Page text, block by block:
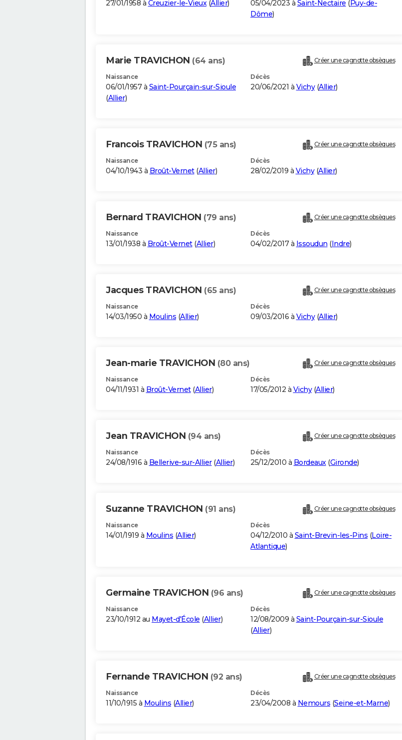
27/01/1958 à Creuzier-le-Vieux(Allier) 05/04/2023 à Saint-Nectaire (Puy-de-
Dôme)
Marie TRAVICHON (64 ans) Créer une cagnotte obsèques
Naissance
06/01/1957 à Saint-Pourçain-sur-Sioule
(Allier)
Décès
20/06/2021 à Vichy(Allier)
Francois TRAVICHON (75 ans) Créer une cagnotte obsèques
Naissance
04/10/1943 à Broût-Vernet(Allier)
Décès
28/02/2019 à Vichy(Allier)
Bernard TRAVICHON (79 ans) Créer une cagnotte obsèques
Naissance
13/01/1938 à Broût-Vernet(Allier)
Décès
04/02/2017 à Issoudun (Indre)
Jacques TRAVICHON (65 ans) Créer une cagnotte obsèques
Naissance
14/03/1950 à Moulins (Allier)
Décès
09/03/2016 à Vichy(Allier)
Jean-marie TRAVICHON (80 ans) Créer une cagnotte obsèques
Naissance
04/11/1931 à Broût-Vernet(Allier)
Décès
17/05/2012 à Vichy(Allier)
Jean TRAVICHON (94 ans) Créer une cagnotte obsèques
Naissance
24/08/1916 à Bellerive-sur-Allier(Allier)
Décès
25/12/2010 à Bordeaux(Gironde)
Suzanne TRAVICHON (91 ans) Créer une cagnotte obsèques
Naissance
14/01/1919 à Moulins (Allier)
Décès
04/12/2010 à Saint-Brevin-les-Pins (Loire-
Atlantique)
Germaine TRAVICHON (96 ans) Créer une cagnotte obsèques
Naissance
23/10/1912 au Mayet-d'École (Allier)
Décès
12/08/2009 à Saint-Pourçain-sur-Sioule
(Allier)
Fernande TRAVICHON (92 ans) Créer une cagnotte obsèques
Naissance
11/10/1915 à Moulins (Allier)
Décès
23/04/2008 à Nemours (Seine-et-Marne)